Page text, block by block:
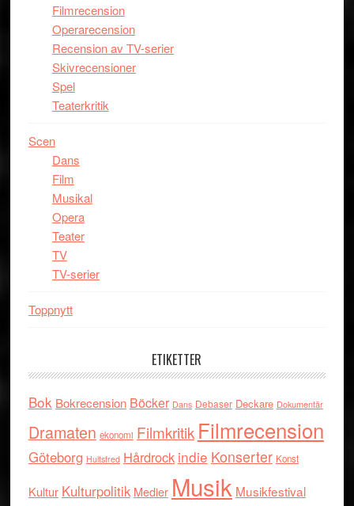
Filmrecension
Operarecension
Recension av TV-serier
Skivrecensioner
Spel
Teaterkritik
Scen
Dans
Film
Musikal
Opera
Teater
TV
TV-serier
Toppnytt
ETIKETTER
Bok Bokrecension Böcker Dans Debaser Deckare Dokumentär
Dramaten ekonomi Filmkritik Filmrecension
Göteborg Hultsfred Hårdrock indie Konserter Konst
Kultur Kulturpolitik Medier Musik Musikfestival